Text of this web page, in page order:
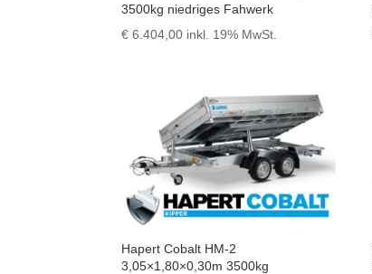
3500kg niedriges Fahwerk
€ 6.404,00 inkl. 19% MwSt.
Hapert Cobalt HM-2
3,05×1,80×0,30m 3500kg